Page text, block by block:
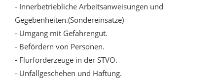
- Innerbetriebliche Arbeitsanweisungen und
Gegebenheiten.(Sondereinsätze)
- Umgang mit Gefahrengut.
- Befördern von Personen.
- Flurförderzeuge in der STVO.
- Unfallgeschehen und Haftung.